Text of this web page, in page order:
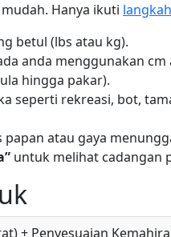
Hanya ikuti langkah
betul (lbs atau kg).
anda menggunakan
hingga pakar).
seperti rekreasi, bot,
atau gaya
untuk melihat cadangan
+ Penyesuaian